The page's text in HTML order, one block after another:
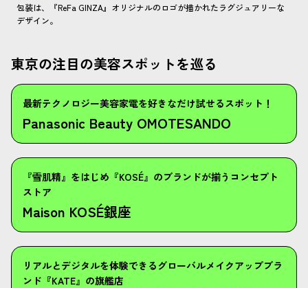
包装は、『ReFa GINZA』オリジナルのロゴが描かれたラグジュアリーな
デザイン。
東京の注目の美容スポットを巡る
最新テクノロジー美容家電を好きなだけ試せるスポット！
Panasonic Beauty OMOTESANDO
『雪肌精』をはじめ『KOSÉ』のブランドが揃うコンセプト
ストア
Maison KOSÉ銀座
リアルとデジタルを体験できるグローバルメイクアップブラ
ンド『KATE』の旗艦店